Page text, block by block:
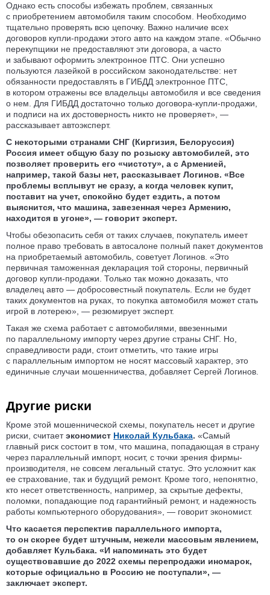
Однако есть способы избежать проблем, связанных
с приобретением автомобиля таким способом. Необходимо
тщательно проверять всю цепочку. Важно наличие всех
договоров купли-продажи этого авто на каждом этапе. «Обычно
перекупщики не предоставляют эти договора, а часто
и забывают оформить электронное ПТС. Они успешно
пользуются лазейкой в российском законодательстве: нет
обязанности предоставлять в ГИБДД электронное ПТС,
в котором отражены все владельцы автомобиля и все сведения
о нем. Для ГИБДД достаточно только договора-купли-продажи,
и подписи на их достоверность никто не проверяет», —
рассказывает автоэксперт.
С некоторыми странами СНГ (Киргизия, Белоруссия)
Россия имеет общую базу по розыску автомобилей, это
позволяет проверить его «чистоту», а с Арменией,
например, такой базы нет, рассказывает Логинов. «Все
проблемы всплывут не сразу, а когда человек купит,
поставит на учет, спокойно будет ездить, а потом
выяснится, что машина, завезенная через Армению,
находится в угоне», — говорит эксперт.
Чтобы обезопасить себя от таких случаев, покупатель имеет
полное право требовать в автосалоне полный пакет документов
на приобретаемый автомобиль, советует Логинов. «Это
первичная таможенная декларация той стороны, первичный
договор купли-продажи. Только так можно доказать, что
владелец авто — добросовестный покупатель. Если не будет
таких документов на руках, то покупка автомобиля может стать
игрой в лотерею», — резюмирует эксперт.
Такая же схема работает с автомобилями, ввезенными
по параллельному импорту через другие страны СНГ. Но,
справедливости ради, стоит отметить, что такие игры
с параллельным импортом не носят массовый характер, это
единичные случаи мошенничества, добавляет Сергей Логинов.
Другие риски
Кроме этой мошеннической схемы, покупатель несет и другие
риски, считаетэкономист Николай Кульбака. «Самый
главный риск состоит в том, что машина, попадающая в страну
через параллельный импорт, носит, с точки зрения фирмы-
производителя, не совсем легальный статус. Это усложнит как
ее страхование, так и будущий ремонт. Кроме того, непонятно,
кто несет ответственность, например, за скрытые дефекты,
поломки, попадающие под гарантийный ремонт, и надежность
работы компьютерного оборудования», — говорит экономист.
Что касается перспектив параллельного импорта,
то он скорее будет штучным, нежели массовым явлением,
добавляет Кульбака. «И напоминать это будет
существовавшие до 2022 схемы перепродажи иномарок,
которые официально в Россию не поступали», —
заключает эксперт.